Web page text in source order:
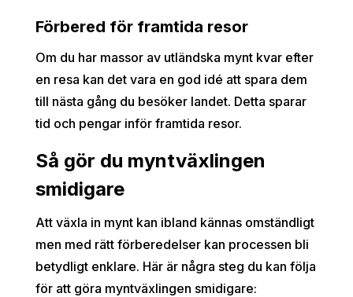
Förbered för framtida resor
Om du har massor av utländska mynt kvar efter
en resa kan det vara en god idé att spara dem
till nästa gång du besöker landet. Detta sparar
tid och pengar inför framtida resor.
Så gör du myntväxlingen
smidigare
Att växla in mynt kan ibland kännas omständligt
men med rätt förberedelser kan processen bli
betydligt enklare. Här är några steg du kan följa
för att göra myntväxlingen smidigare: